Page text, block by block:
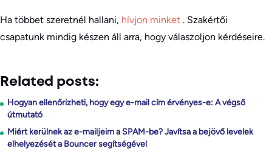
Ha többet szeretnél hallani, hívjon minket . Szakértői
csapatunk mindig készen áll arra, hogy válaszoljon kérdéseire.
Related posts:
Hogyan ellenőrizheti, hogy egy e-mail cím érvényes-e: A végső
útmutató
Miért kerülnek az e-mailjeim a SPAM-be? Javítsa a bejövő levelek
elhelyezését a Bouncer segítségével